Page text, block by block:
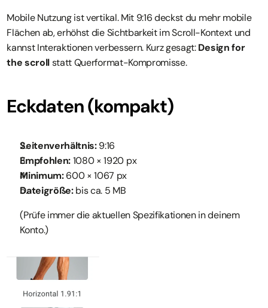
Mobile Nutzung ist vertikal. Mit 9:16 deckst du mehr mobile
Flächen ab, erhöhst die Sichtbarkeit im Scroll-Kontext und
kannst Interaktionen verbessern. Kurz gesagt: Design for
the scroll statt Querformat-Kompromisse.
Eckdaten (kompakt)
Seitenverhältnis: 9:16
Empfohlen: 1080 × 1920 px
Minimum: 600 × 1067 px
Dateigröße: bis ca. 5 MB
(Prüfe immer die aktuellen Spezifikationen in deinem
Konto.)